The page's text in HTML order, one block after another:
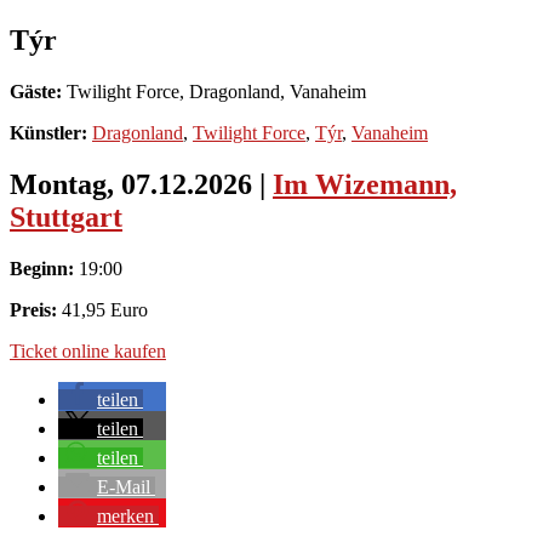
Týr
Gäste: Twilight Force, Dragonland, Vanaheim
Künstler: Dragonland, Twilight Force, Týr, Vanaheim
Montag, 07.12.2026 | Im Wizemann,
Stuttgart
Beginn: 19:00
Preis: 41,95 Euro
Ticket online kaufen
teilen
teilen
teilen
E-Mail
merken